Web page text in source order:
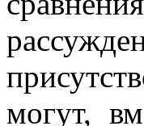
могут,